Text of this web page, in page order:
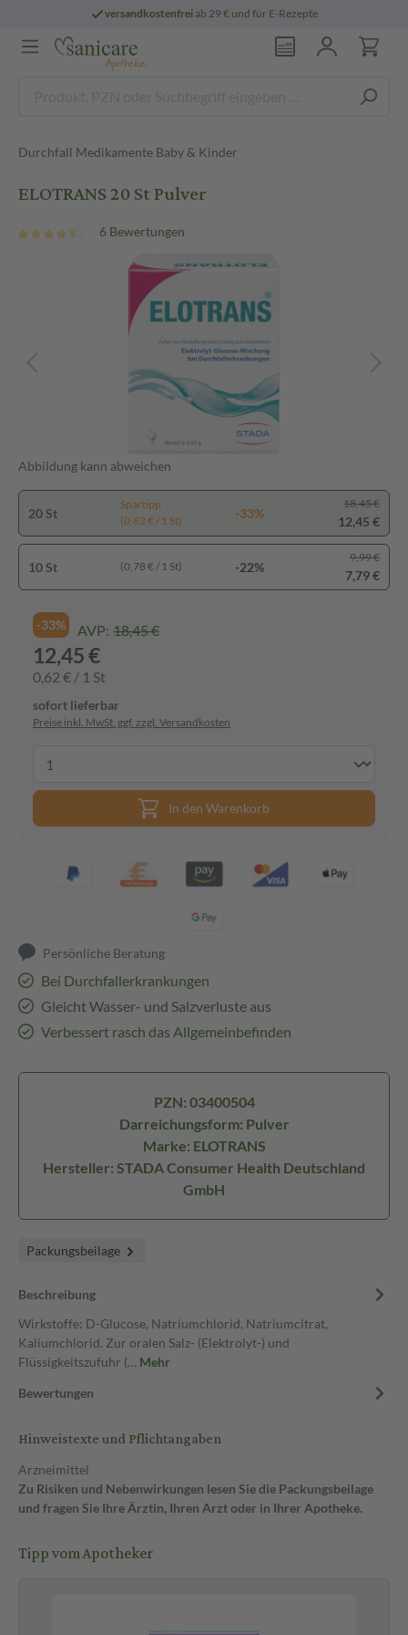
versandkostenfreiab 29 € und für E-Rezepte
Durchfall Medikamente Baby & Kinder
ELOTRANS 20 St Pulver
6 Bewertungen
Abbildung kann abweichen
20 St
Spartipp
(0,62 € / 1 St)
-33%
18,45 €
12,45 €
10 St (0,78 € / 1 St) -22%
9,99 €
7,79 €
-33% AVP: 18,45 €
12,45 €
0,62 € / 1 St
sofort lieferbar
Preise inkl. MwSt. ggf. zzgl. Versandkosten
In den Warenkorb
Persönliche Beratung
Bei Durchfallerkrankungen
Gleicht Wasser- und Salzverluste aus
Verbessert rasch das Allgemeinbefinden
PZN: 03400504
Darreichungsform: Pulver
Marke: ELOTRANS
Hersteller: STADA Consumer Health Deutschland
GmbH
Packungsbeilage
Beschreibung
Wirkstoffe: D-Glucose, Natriumchlorid, Natriumcitrat,
Kaliumchlorid. Zur oralen Salz- (Elektrolyt-) und
Flüssigkeitszufuhr (… Mehr
Bewertungen
Hinweistexte und Pflichtangaben
Arzneimittel
Zu Risiken und Nebenwirkungen lesen Sie die Packungsbeilage
und fragen Sie Ihre Ärztin, Ihren Arzt oder in Ihrer Apotheke.
Tipp vom Apotheker